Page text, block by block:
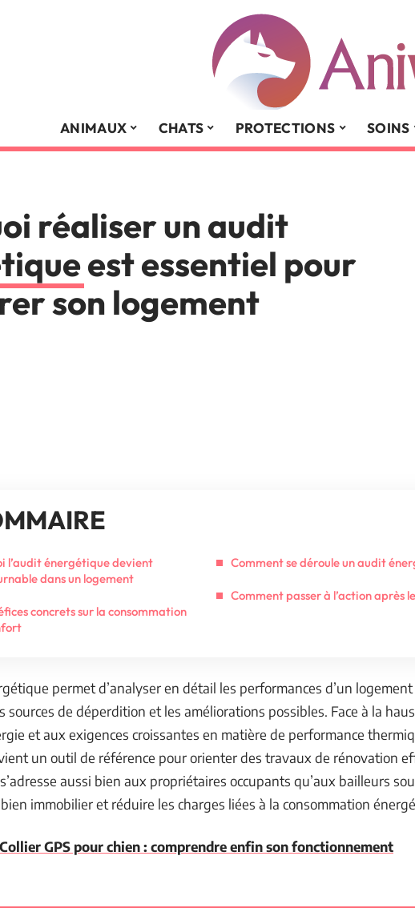
ANIMAUX CHATS PROTECTIONS SOINS
réaliser un audit
est essentiel pour
son logement
l’audit énergétique devient
dans un logement
concrets sur la consommation
Comment se déroule un audit
Comment passer à l’action après
permet d’analyser en détail les performances d’un
sources de déperdition et les améliorations possibles. Face à la
et aux exigences croissantes en matière de performance
un outil de référence pour orienter des travaux de rénovation
aussi bien aux propriétaires occupants qu’aux bailleurs
immobilier et réduire les charges liées à la consommation
Collier GPS pour chien : comprendre enfin son fonctionnement